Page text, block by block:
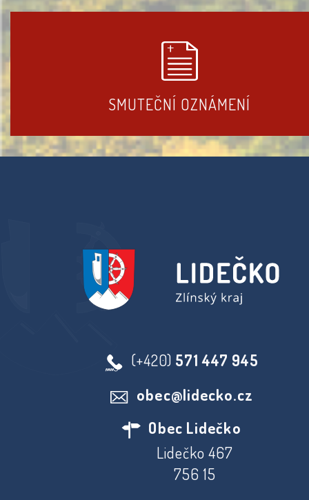
SMUTEČNÍ OZNÁMENÍ
(+420) 571 447 945
obec@lidecko.cz
Obec Lidečko
Lidečko 467
756 15